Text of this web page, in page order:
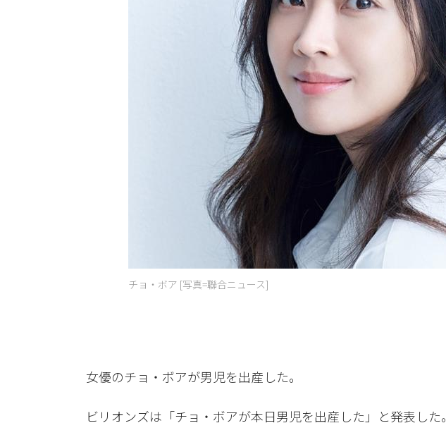
チョ・ボア [写真=聯合ニュース]
女優のチョ・ボアが男児を出産した。
ビリオンズは「チョ・ボアが本日男児を出産した」と発表した。